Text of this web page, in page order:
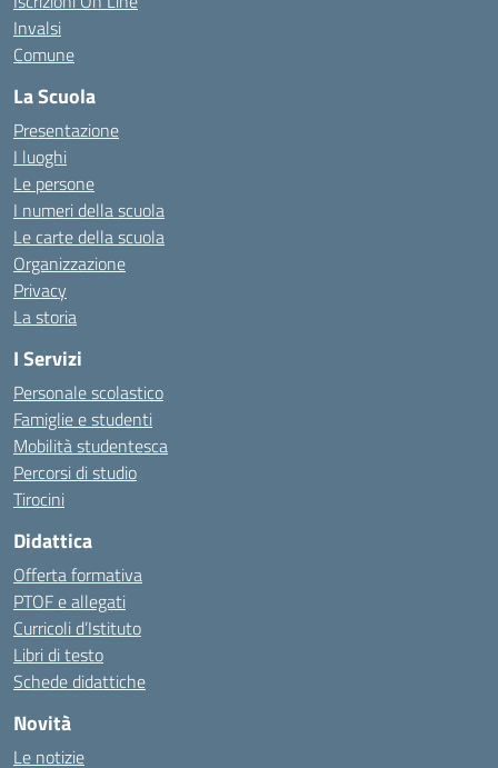
Invalsi
Comune
La Scuola
Presentazione
I luoghi
Le persone
I numeri della scuola
Le carte della scuola
Organizzazione
Privacy
La storia
I Servizi
Personale scolastico
Famiglie e studenti
Mobilità studentesca
Percorsi di studio
Tirocini
Didattica
Offerta formativa
PTOF e allegati
Curricoli d’Istituto
Libri di testo
Schede didattiche
Novità
Le notizie